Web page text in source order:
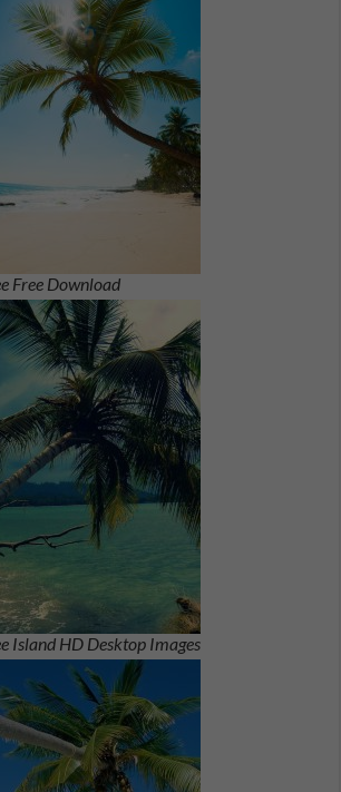
Free Download
Island HD Desktop Images